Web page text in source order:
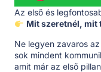
Az első és
Mit szeretnél, mit
Ne legyen zavaros
sok mindent
amit már az első